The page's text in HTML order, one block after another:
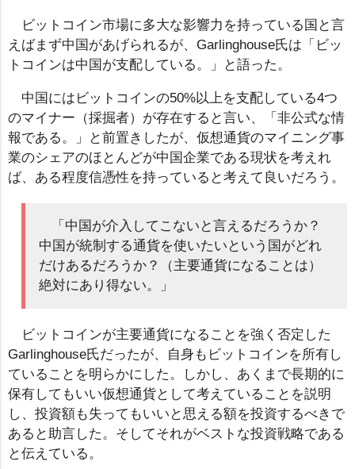
ビットコイン市場に多大な影響力を持っている国と言
えばまず中国があげられるが、Garlinghouse氏は「ビッ
トコインは中国が支配している。」と語った。
中国にはビットコインの50%以上を支配している4つ
のマイナー（採掘者）が存在すると言い、「非公式な情
報である。」と前置きしたが、仮想通貨のマイニング事
業のシェアのほとんどが中国企業である現状を考えれ
ば、ある程度信憑性を持っていると考えて良いだろう。
「中国が介入してこないと言えるだろうか？
中国が統制する通貨を使いたいという国がどれ
だけあるだろうか？（主要通貨になることは）
絶対にあり得ない。」
ビットコインが主要通貨になることを強く否定した
Garlinghouse氏だったが、自身もビットコインを所有し
ていることを明らかにした。しかし、あくまで長期的に
保有してもいい仮想通貨として考えていることを説明
し、投資額も失ってもいいと思える額を投資するべきで
あると助言した。そしてそれがベストな投資戦略である
と伝えている。